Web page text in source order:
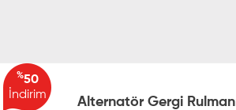
%50
İndirim
Alternatör Gergi